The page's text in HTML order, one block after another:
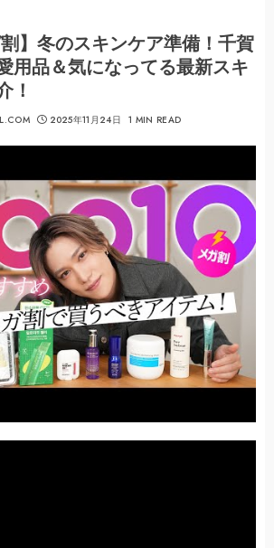
】冬のスキンケア準備！千賀
用品＆気になってる最新スキ
！
2025年11月24日 1 MIN READ